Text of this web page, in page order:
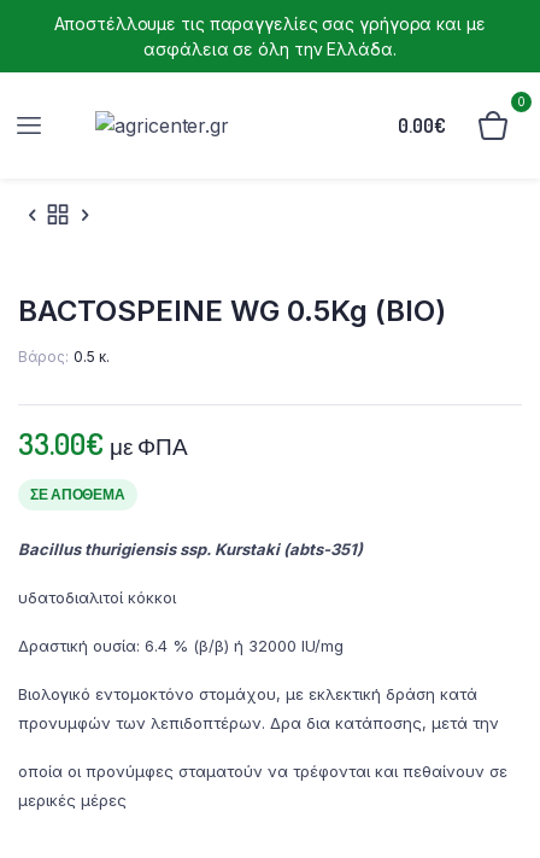
Αποστέλλουμε τις παραγγελίες σας γρήγορα και με
ασφάλεια σε όλη την Ελλάδα.
0.00€
0
BACTOSPEINE WG 0.5Kg (ΒΙΟ)
Βάρος 0.5 κ.
33.00€ με ΦΠΑ
ΣΕ ΑΠΌΘΕΜΑ
Bacillus thurigiensis ssp. Kurstaki (abts-351)
υδατοδιαλιτοί κόκκοι
Δραστική ουσία: 6.4 % (β/β) ή 32000 IU/mg
Βιολογικό εντομοκτόνο στομάχου, με εκλεκτική δράση κατά
προνυμφών των λεπιδοπτέρων. Δρα δια κατάποσης, μετά την
οποία οι προνύμφες σταματούν να τρέφονται και πεθαίνουν σε
μερικές μέρες